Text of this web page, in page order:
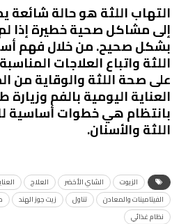
التهاب اللثة هو حالة
إلى مشاكل صحية خطيرة إذا
بشكل صحيح. من خلال فهم
اللثة واتباع العلاجات
على صحة اللثة والوقاية من
العناية اليومية بالفم وزيارة
بانتظام هي خطوات أساسية
اللثة والأسنان.
الزيوت الشاي الأخضر العلاج
الفيتامينات والمعادن
تناول زيت جوز الهند
نظام غذائي